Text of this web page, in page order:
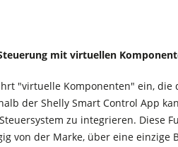
mit virtuellen
"virtuelle Komponenten" ein,
der Shelly Smart Control App
zu integrieren. Diese
von der Marke, über eine einzige